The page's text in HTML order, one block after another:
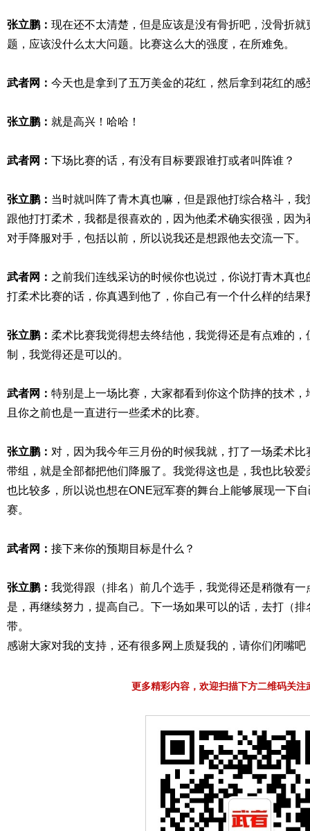
张立鹏： 现在还不太清楚，但是应该是没有骨折吧，没骨折
题，应该没什么太大问题。比赛这么大的强度，在所难免。
武者网： 今天也是拿到了五万美金的花红，然后拿到花红的感
张立鹏： 就是高兴！哈哈！
武者网： 下场比赛的话，有没有目标要跟谁打或者叫阵谁？
张立鹏： 当时就叫阵了青木真也嘛，但是跟他打综合格斗，
跟他打打柔术，我都是很喜欢的，因为他柔术确实很强，因
对手降服对手，包括以前，所以说我还是想跟他去交流一下。
武者网： 之前我们连线采访的时候你也说过，你说打青木真
打柔术比赛的话，你真遇到他了，你自己有一个什么样的结果
张立鹏： 柔术比赛我觉得想去终结他，我觉得还是有点难的
制，我觉得还是可以的。
武者网： 特别是上一场比赛，大家都看到你这个防摔的技术
且你之前也是一直进行一些柔术的比赛。
张立鹏： 对，因为我今年三月份的时候我就，打了一场柔术
带组，就是全部都把他们降服了。我觉得这也是，我也比较
也比较多，所以说也想在ONE冠军赛的舞台上能够展现一下
赛。
武者网： 接下来你的预期目标是什么？
张立鹏： 我觉得跟（排名）前几个选手，我觉得还是稍微有
是，再继续努力，提高自己。下一场如果可以的话，去打（
带。
感谢大家对我的支持，还有很多网上质疑我的，请你们闭嘴吧
更多精彩内容，欢迎扫描下方二维码关注